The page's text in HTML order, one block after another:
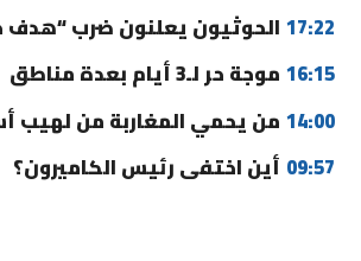
17:22 الحوثيون يعلنون ضرب
16:15 موجة حر لـ3 أيام بعدة مناطق
14:00 من يحمي المغاربة من لهيب
09:57 أين اختفى رئيس الكاميرون؟